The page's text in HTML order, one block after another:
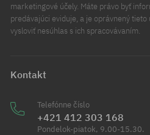
marketingové účely. Máte právo byť
predávajúci eviduje, a je oprávnený
vysloviť nesúhlas s ich spracovávaním.
Kontakt
Telefónne číslo
+421 412 303 168
Pondelok-piatok, 9.00-15.30.